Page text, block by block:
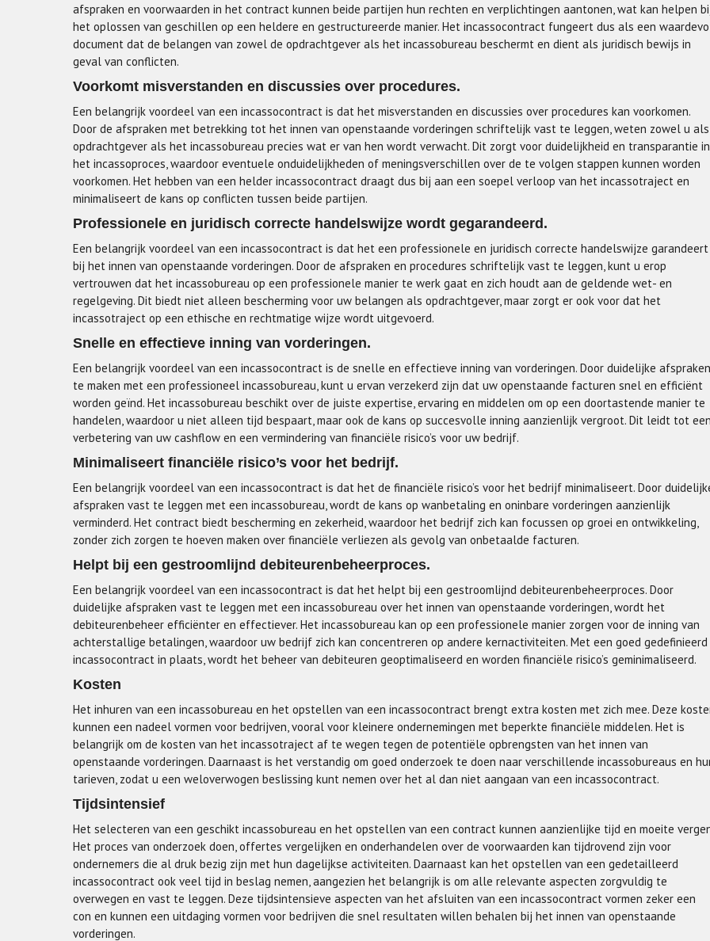
afspraken en voorwaarden in het contract kunnen beide partijen hun rechten en verplichtingen aantonen, wat kan helpen
het oplossen van geschillen op een heldere en gestructureerde manier. Het incassocontract fungeert dus als een
document dat de belangen van zowel de opdrachtgever als het incassobureau beschermt en dient als juridisch bewijs in
geval van conflicten.
Voorkomt misverstanden en discussies over procedures.
Een belangrijk voordeel van een incassocontract is dat het misverstanden en discussies over procedures kan voorkomen.
Door de afspraken met betrekking tot het innen van openstaande vorderingen schriftelijk vast te leggen, weten zowel u als
opdrachtgever als het incassobureau precies wat er van hen wordt verwacht. Dit zorgt voor duidelijkheid en transparantie in
het incassoproces, waardoor eventuele onduidelijkheden of meningsverschillen over de te volgen stappen kunnen worden
voorkomen. Het hebben van een helder incassocontract draagt dus bij aan een soepel verloop van het incassotraject en
minimaliseert de kans op conflicten tussen beide partijen.
Professionele en juridisch correcte handelswijze wordt gegarandeerd.
Een belangrijk voordeel van een incassocontract is dat het een professionele en juridisch correcte handelswijze garandeert
bij het innen van openstaande vorderingen. Door de afspraken en procedures schriftelijk vast te leggen, kunt u erop
vertrouwen dat het incassobureau op een professionele manier te werk gaat en zich houdt aan de geldende wet- en
regelgeving. Dit biedt niet alleen bescherming voor uw belangen als opdrachtgever, maar zorgt er ook voor dat het
incassotraject op een ethische en rechtmatige wijze wordt uitgevoerd.
Snelle en effectieve inning van vorderingen.
Een belangrijk voordeel van een incassocontract is de snelle en effectieve inning van vorderingen. Door duidelijke afspraken
te maken met een professioneel incassobureau, kunt u ervan verzekerd zijn dat uw openstaande facturen snel en efficiënt
worden geïnd. Het incassobureau beschikt over de juiste expertise, ervaring en middelen om op een doortastende manier te
handelen, waardoor u niet alleen tijd bespaart, maar ook de kans op succesvolle inning aanzienlijk vergroot. Dit leidt tot
verbetering van uw cashflow en een vermindering van financiële risico’s voor uw bedrijf.
Minimaliseert financiële risico’s voor het bedrijf.
Een belangrijk voordeel van een incassocontract is dat het de financiële risico’s voor het bedrijf minimaliseert. Door
afspraken vast te leggen met een incassobureau, wordt de kans op wanbetaling en oninbare vorderingen aanzienlijk
verminderd. Het contract biedt bescherming en zekerheid, waardoor het bedrijf zich kan focussen op groei en ontwikkeling,
zonder zich zorgen te hoeven maken over financiële verliezen als gevolg van onbetaalde facturen.
Helpt bij een gestroomlijnd debiteurenbeheerproces.
Een belangrijk voordeel van een incassocontract is dat het helpt bij een gestroomlijnd debiteurenbeheerproces. Door
duidelijke afspraken vast te leggen met een incassobureau over het innen van openstaande vorderingen, wordt het
debiteurenbeheer efficiënter en effectiever. Het incassobureau kan op een professionele manier zorgen voor de inning van
achterstallige betalingen, waardoor uw bedrijf zich kan concentreren op andere kernactiviteiten. Met een goed gedefinieerd
incassocontract in plaats, wordt het beheer van debiteuren geoptimaliseerd en worden financiële risico’s geminimaliseerd.
Kosten
Het inhuren van een incassobureau en het opstellen van een incassocontract brengt extra kosten met zich mee. Deze
kunnen een nadeel vormen voor bedrijven, vooral voor kleinere ondernemingen met beperkte financiële middelen. Het is
belangrijk om de kosten van het incassotraject af te wegen tegen de potentiële opbrengsten van het innen van
openstaande vorderingen. Daarnaast is het verstandig om goed onderzoek te doen naar verschillende incassobureaus en
tarieven, zodat u een weloverwogen beslissing kunt nemen over het al dan niet aangaan van een incassocontract.
Tijdsintensief
Het selecteren van een geschikt incassobureau en het opstellen van een contract kunnen aanzienlijke tijd en moeite
Het proces van onderzoek doen, offertes vergelijken en onderhandelen over de voorwaarden kan tijdrovend zijn voor
ondernemers die al druk bezig zijn met hun dagelijkse activiteiten. Daarnaast kan het opstellen van een gedetailleerd
incassocontract ook veel tijd in beslag nemen, aangezien het belangrijk is om alle relevante aspecten zorgvuldig te
overwegen en vast te leggen. Deze tijdsintensieve aspecten van het afsluiten van een incassocontract vormen zeker een
con en kunnen een uitdaging vormen voor bedrijven die snel resultaten willen behalen bij het innen van openstaande
vorderingen.